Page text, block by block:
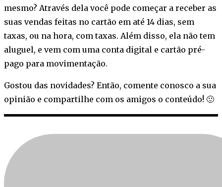
mesmo? Através dela você pode começar a receber as
suas vendas feitas no cartão em até 14 dias, sem
taxas, ou na hora, com taxas. Além disso, ela não tem
aluguel, e vem com uma conta digital e cartão pré-
pago para movimentação.
Gostou das novidades? Então, comente conosco a sua
opinião e compartilhe com os amigos o conteúdo! 🙂